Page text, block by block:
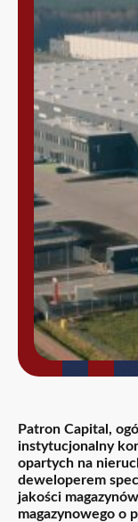
Patron Capital,
instytucjonalny
opartych na
deweloperem
jakości
magazynowego o